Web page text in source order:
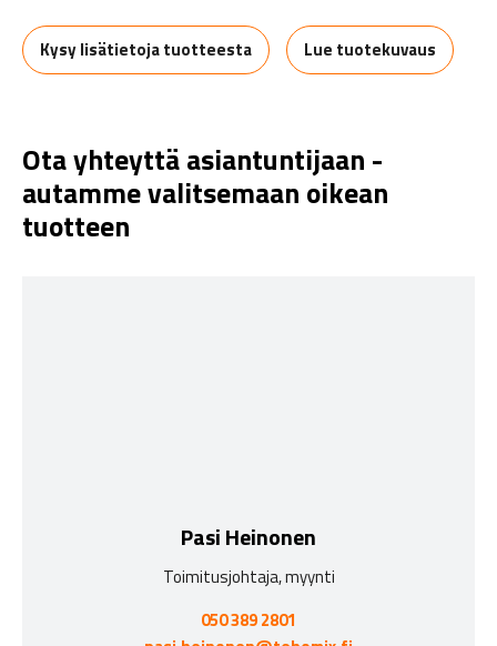
Kysy lisätietoja tuotteesta Lue tuotekuvaus
Ota yhteyttä asiantuntijaan -
autamme valitsemaan oikean
tuotteen
Pasi Heinonen
Toimitusjohtaja, myynti
050 389 2801